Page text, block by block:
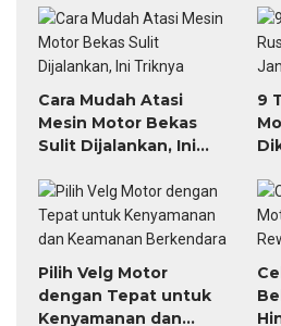
Cara Mudah Atasi
Mesin Motor Bekas
Sulit Dijalankan, Ini
9
Pilih Velg Motor
dengan Tepat untuk
Kenyamanan dan